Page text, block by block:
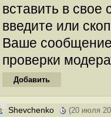
вставить в
введите или
Ваше
проверки
Shevchenko
(20 июля